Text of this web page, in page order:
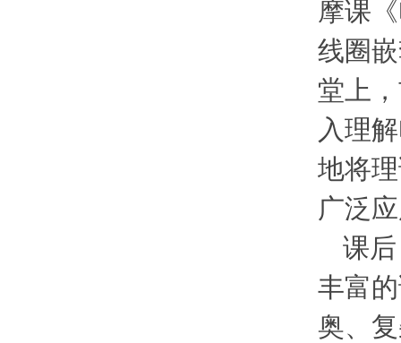
摩课
线圈
堂上
入理
地将
广泛
课
丰富
奥、